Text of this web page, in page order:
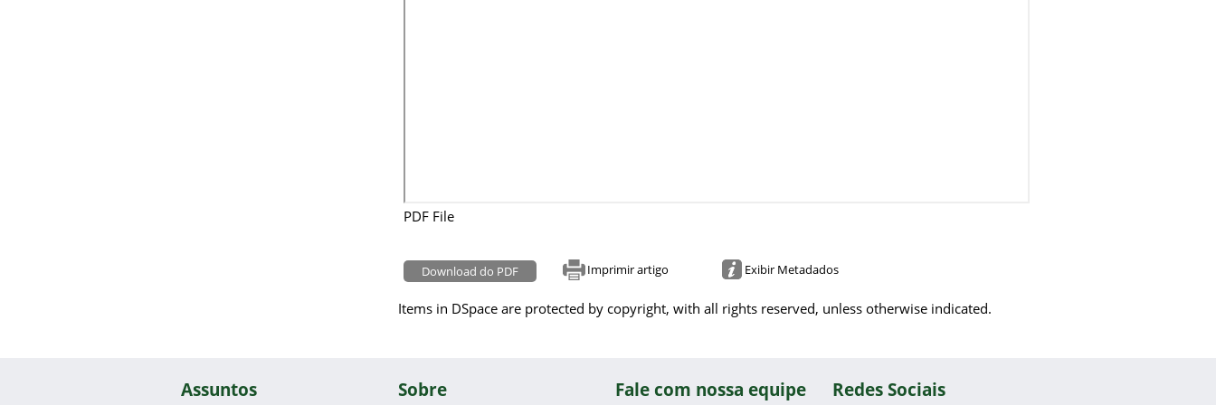
PDF File
Download do PDF Imprimir artigo Exibir Metadados
Items in DSpace are protected by copyright, with all rights reserved, unless otherwise indicated.
Assuntos Sobre Fale com nossa equipe Redes Sociais